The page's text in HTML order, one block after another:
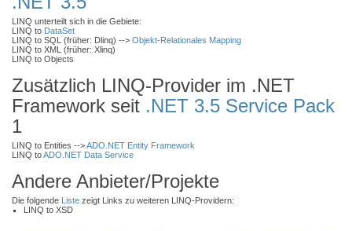
LINQ unterteilt sich in die Gebiete:
LINQ to DataSet
LINQ to SQL (früher: Dlinq) --> Objekt-Relationales Mapping
LINQ to XML (früher: Xlinq)
LINQ to Objects
Zusätzlich LINQ-Provider im .NET
Framework seit .NET 3.5 Service Pack
1
LINQ to Entities -->ADO.NET Entity Framework
LINQ toADO.NET Data Service
Andere Anbieter/Projekte
Die folgende Liste zeigt Links zu weiteren LINQ-Providern:
LINQ to XSD